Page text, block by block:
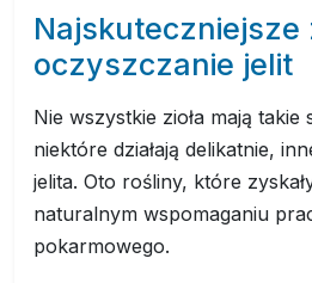
Najskuteczniejsze
oczyszczanie jelit
Nie wszystkie zioła mają takie
niektóre działają delikatnie,
jelita. Oto rośliny, które
naturalnym wspomaganiu
pokarmowego.